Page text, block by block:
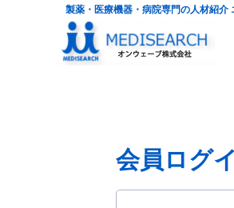
製薬・医療機器・病院専門の人材紹介
会員ログ